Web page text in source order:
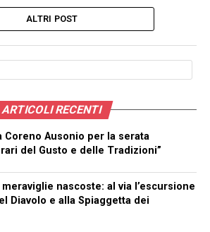
ALTRI POST
ARTICOLI RECENTI
Coreno Ausonio per la serata
del Gusto e delle Tradizioni”
nascoste: al via l’escursione
Diavolo e alla Spiaggetta dei